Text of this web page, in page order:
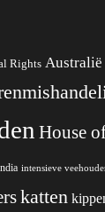
Rights Australië
House
intensieve
katten